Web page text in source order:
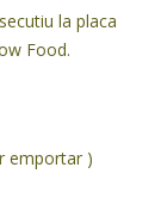
la placa
Food.
emportar )